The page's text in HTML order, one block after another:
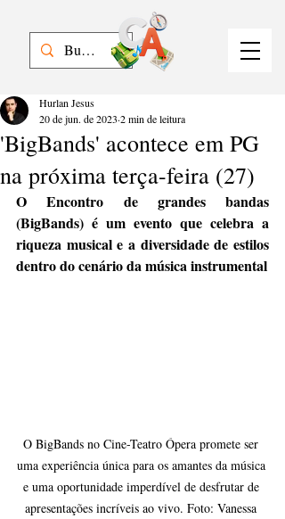
'BigBands' acontece em PG
na próxima terça-feira (27)
Hurlan Jesus
20 de jun. de 2023 2 min de leitura
O Encontro de grandes bandas
(BigBands) é um evento que celebra a
riqueza musical e a diversidade de estilos
dentro do cenário da música instrumental
O BigBands no Cine-Teatro Ópera promete ser
uma experiência única para os amantes da música
e uma oportunidade imperdível de desfrutar de
apresentações incríveis ao vivo. Foto: Vanessa